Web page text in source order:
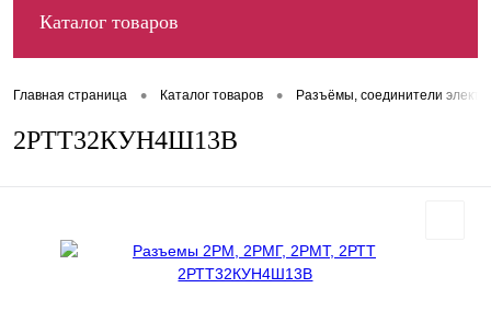
Каталог товаров
Главная страница • Каталог товаров • Разъёмы, соединители
2РТТ32КУН4Ш13В